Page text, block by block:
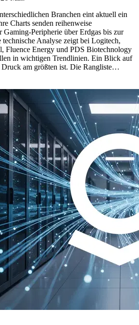
Branchen eint aktuell ein
Charts senden reihenweise
Gaming-Peripherie über Erdgas bis zur
Analyse zeigt bei Logitech,
Fluence Energy und PDS Biotechnology
in wichtigen Trendlinien. Ein Blick auf
am größten ist. Die Rangliste…